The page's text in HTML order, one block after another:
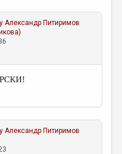
Александр Питиримов
Александр Питиримов